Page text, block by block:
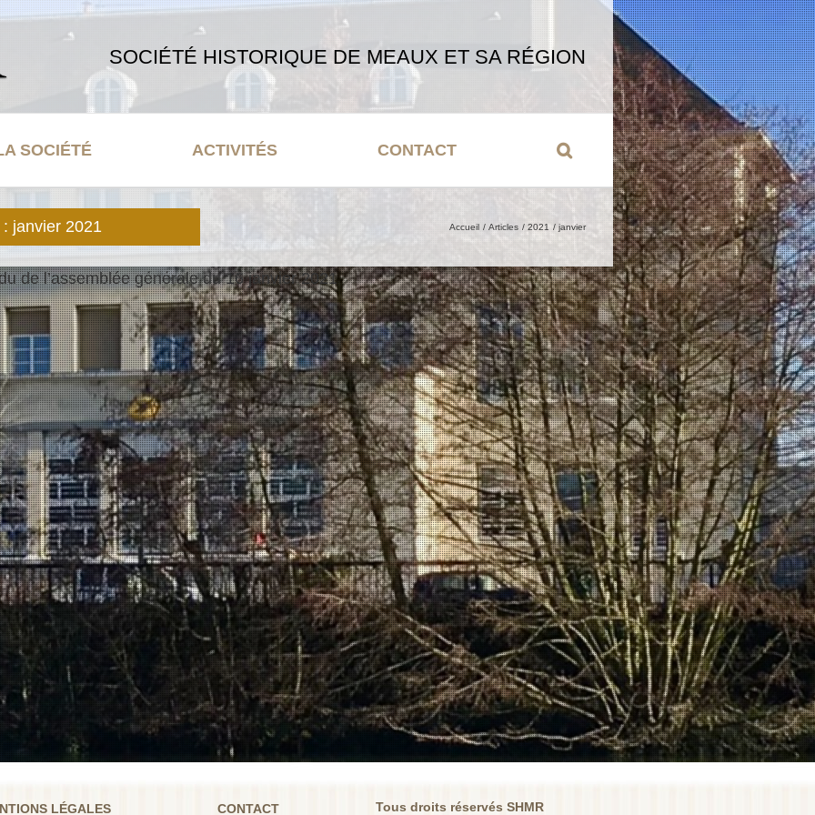
SOCIÉTÉ HISTORIQUE DE MEAUX ET SA RÉGION
SOCIÉTÉ ACTIVITÉS CONTACT
janvier 2021 Accueil Articles 2021 janvier
de l’assemblée générale du 16 janvier 2021
LÉGALES CONTACT Tous droits réservés SHMR